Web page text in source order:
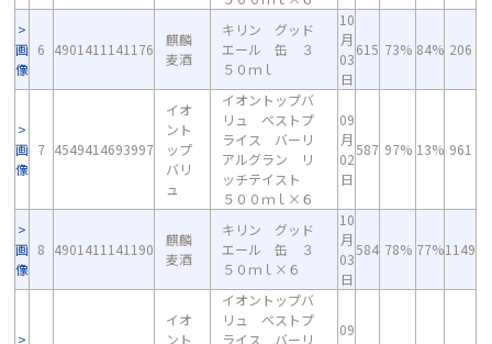
画
像
6 4901411141176
麒麟
麦酒
キリン グッド
エール 缶 ３
５０ｍｌ
10
月
03
日
615 73% 84% 206
画
像
7 4549414693997
イオ
ント
ップ
バリ
ュ
イオントップバ
リュ ベストプ
ライス バーリ
アルグラン リ
ッチテイスト
５００ｍｌ×６
09
月
02
日
587 97% 13% 961
画
像
8 4901411141190
麒麟
麦酒
キリン グッド
エール 缶 ３
５０ｍｌ×６
10
月
03
日
584 78% 77%1149
イオ
ント
イオントップバ
リュ ベストプ
ライス バーリ
09